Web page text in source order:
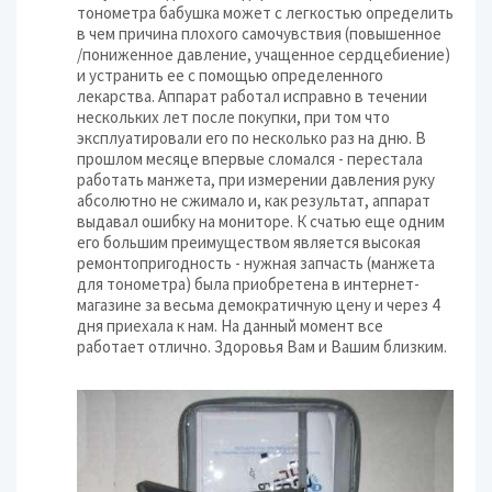
тонометра бабушка может с легкостью определить
в чем причина плохого самочувствия (повышенное
/пониженное давление, учащенное сердцебиение)
и устранить ее с помощью определенного
лекарства. Аппарат работал исправно в течении
нескольких лет после покупки, при том что
эксплуатировали его по несколько раз на дню. В
прошлом месяце впервые сломался - перестала
работать манжета, при измерении давления руку
абсолютно не сжимало и, как результат, аппарат
выдавал ошибку на мониторе. К счатью еще одним
его большим преимуществом является высокая
ремонтопригодность - нужная запчасть (манжета
для тонометра) была приобретена в интернет-
магазине за весьма демократичную цену и через 4
дня приехала к нам. На данный момент все
работает отлично. Здоровья Вам и Вашим близким.